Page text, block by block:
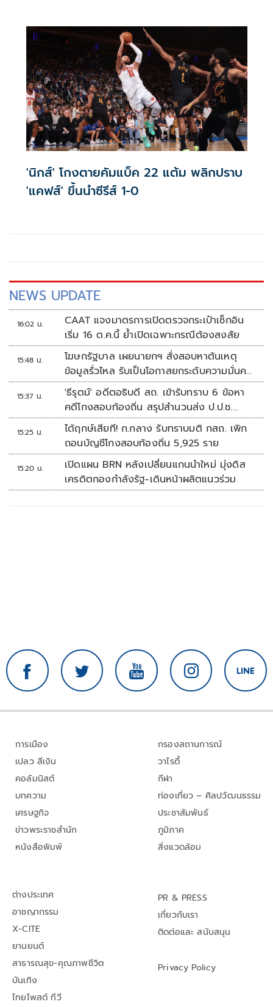
'นิกส์' โกงตายคัมแบ็ค 22 แต้ม พลิกปราบ
'แคฟส์' ขึ้นนำซีรีส์ 1-0
NEWS UPDATE
16:02 น.
CAAT แจงมาตรการเปิดตรวจกระเป๋าเช็กอิน
เริ่ม 16 ต.ค.นี้ ย้ำเปิดเฉพาะกรณีต้องสงสัย
15:48 น.
โฆษกรัฐบาล เผยนายกฯ สั่งสอบหาต้นเหตุ
ข้อมูลรั่วไหล รับเป็นโอกาสยกระดับความมั่นคง
ปลอดภัยข้อมูลภาครัฐทั้งระบบ
15:37 น.
'ธีรุตม์' อดีตอธิบดี สถ. เข้ารับทราบ 6 ข้อหา
คดีโกงสอบท้องถิ่น สรุปสำนวนส่ง ป.ป.ช.
สัปดาห์หน้า
15:25 น.
ได้ฤกษ์เสียที! ก.กลาง รับทราบมติ กสถ. เพิก
ถอนบัญชีโกงสอบท้องถิ่น 5,925 ราย
15:20 น.
เปิดแผน BRN หลังเปลี่ยนแกนนำใหม่ มุ่งดิส
เครดิตกองกำลังรัฐ-เดินหน้าผลิตแนวร่วม
การเมือง
เปลว สีเงิน
คอลัมนิสต์
บทความ
เศรษฐกิจ
ข่าวพระราชสำนัก
หนังสือพิมพ์
กรองสถานการณ์
วาไรตี้
กีฬา
ท่องเที่ยว – ศิลปวัฒนธรรม
ประชาสัมพันธ์
ภูมิภาค
สิ่งแวดล้อม
ต่างประเทศ
อาชญากรรม
X-CITE
ยานยนต์
สาธารณสุข-คุณภาพชีวิต
บันเทิง
ไทยโพสต์ ทีวี
PR & PRESS
เกี่ยวกับเรา
ติดต่อและ สนับสนุน
Privacy Policy